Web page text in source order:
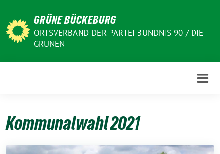
zum
Inhalt
GRÜNE BÜCKEBURG
ORTSVERBAND DER PARTEI BÜNDNIS 90 / DIE
GRÜNEN
Kommunalwahl 2021